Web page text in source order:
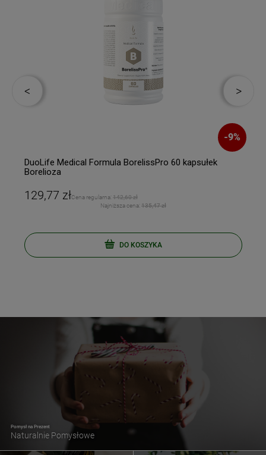
-9%
DuoLife Medical Formula BorelissPro 60 kapsułek
Borelioza
129,77 złCena regularna: 142,60 zł
Najniższa cena: 135,47 zł
DO KOSZYKA
Pomysł na Prezent
Naturalnie Pomysłowe